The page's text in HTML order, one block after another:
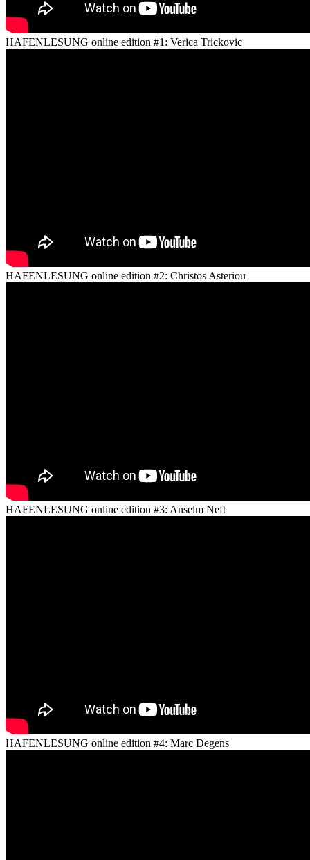
HAFENLESUNG online edition #1: Verica Trickovic
HAFENLESUNG online edition #2: Christos Asteriou
HAFENLESUNG online edition #3: Anselm Neft
HAFENLESUNG online edition #4: Marc Degens